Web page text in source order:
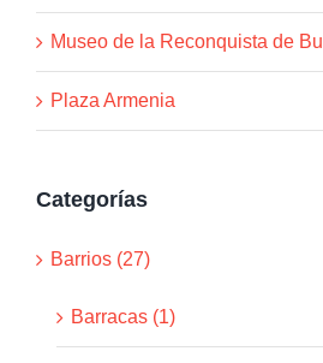
Museo de la Reconquista de
Plaza Armenia
Categorías
Barrios (27)
Barracas (1)